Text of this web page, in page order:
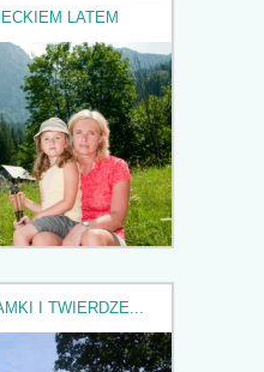
LATEM
I TWIERDZE...